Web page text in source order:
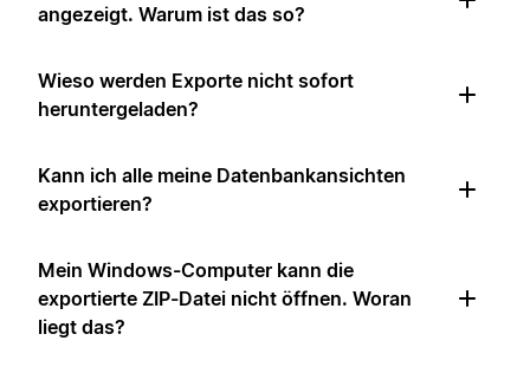
angezeigt. Warum ist das so?
Wieso werden Exporte nicht sofort
heruntergeladen?
Kann ich alle meine Datenbankansichten
exportieren?
Mein Windows-Computer kann die
exportierte ZIP-Datei nicht öffnen. Woran
liegt das?